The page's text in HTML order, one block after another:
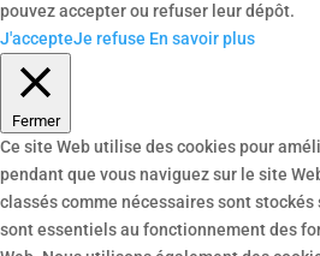
pouvez accepter ou refuser leur dépôt.
J'accepteJe refuse En savoir plus
Fermer
Ce site Web utilise des cookies pour
pendant que vous naviguez sur le site
classés comme nécessaires sont
sont essentiels au fonctionnement des